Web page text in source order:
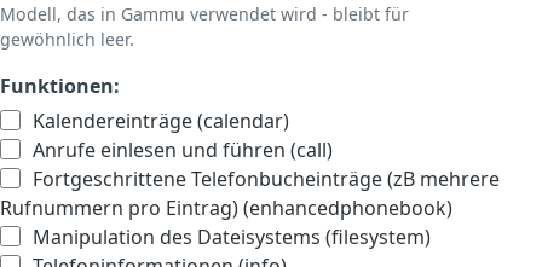
Modell, das in Gammu verwendet wird - bleibt für
gewöhnlich leer.
Funktionen:
Kalendereinträge (calendar)
Anrufe einlesen und führen (call)
Fortgeschrittene Telefonbucheinträge (zB mehrere
Rufnummern pro Eintrag) (enhancedphonebook)
Manipulation des Dateisystems (filesystem)